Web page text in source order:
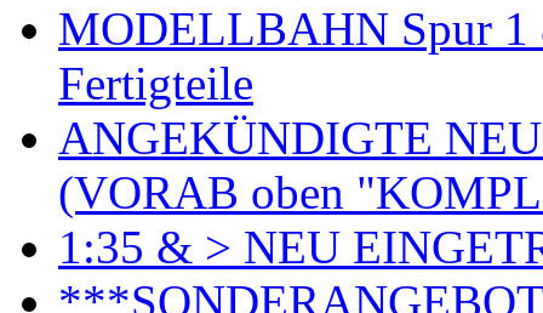
MODELLBAHN Spur 1
Fertigteile
ANGEKÜNDIGTE
(VORAB oben
1:35 & > NEU